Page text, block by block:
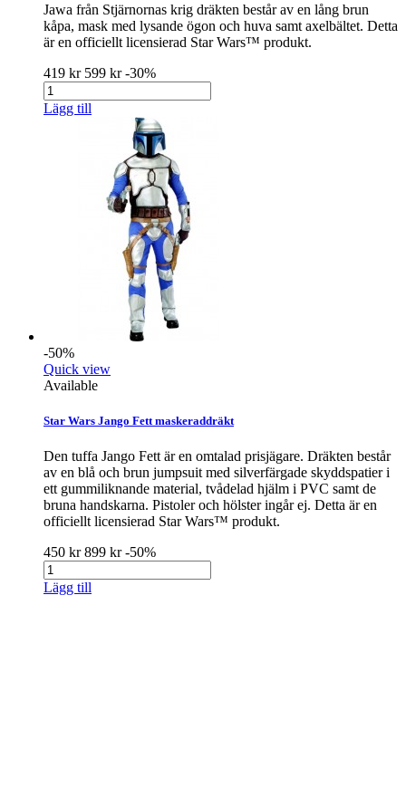
Jawa från Stjärnornas krig dräkten består av en lång brun
kåpa, mask med lysande ögon och huva samt axelbältet. Detta
är en officiellt licensierad Star Wars™ produkt.
419 kr 599 kr-30%
Lägg till
-50%
Quick view
Available
Star Wars Jango Fett maskeraddräkt
Den tuffa Jango Fett är en omtalad prisjägare. Dräkten består
av en blå och brun jumpsuit med silverfärgade skyddspatier i
ett gummiliknande material, tvådelad hjälm i PVC samt de
bruna handskarna. Pistoler och hölster ingår ej. Detta är en
officiellt licensierad Star Wars™ produkt.
450 kr899 kr-50%
Lägg till